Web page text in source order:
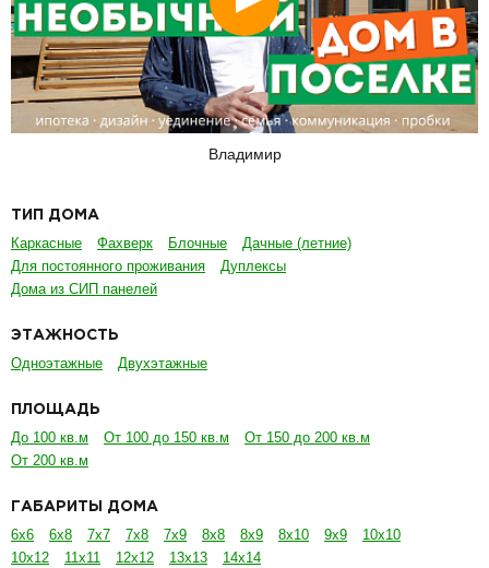
Владимир
ТИП ДОМА
Каркасные Фахверк Блочные
Дачные (летние)
Для постоянного проживания
Дуплексы
Дома из СИП панелей
ЭТАЖНОСТЬ
Одноэтажные Двухэтажные
ПЛОЩАДЬ
До 100 кв.м От 100 до 150 кв.м
От 150 до 200 кв.м
От 200 кв.м
ГАБАРИТЫ ДОМА
6х6 6х8 7х7 7х8 7х9 8х8 8х9 8х10 9х9
10х10
10х12
11х11 12х12 13х13 14х14